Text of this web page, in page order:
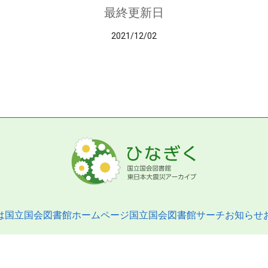
最終更新日
2021/12/02
国立国会図書館ホームページ国立国会図書館サーチお知らせ